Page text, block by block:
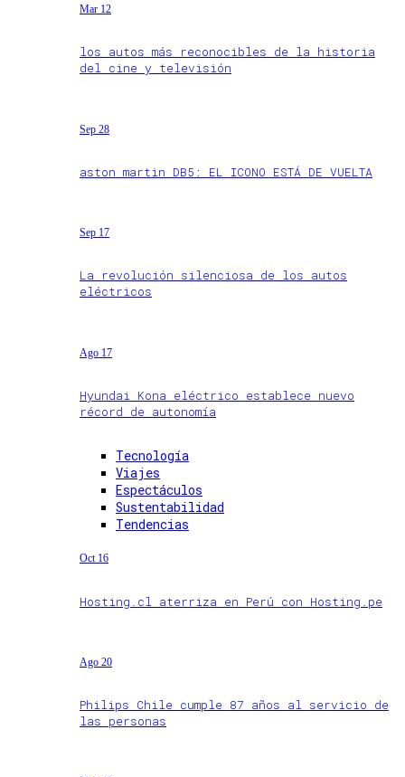
Mar 12
los autos más reconocibles de la historia
del cine y televisión
Sep 28
aston martin DB5: EL ICONO ESTÁ DE VUELTA
Sep 17
La revolución silenciosa de los autos
eléctricos
Ago 17
Hyundai Kona eléctrico establece nuevo
récord de autonomía
Tecnología
Viajes
Espectáculos
Sustentabilidad
Tendencias
Oct 16
Hosting.cl aterriza en Perú con Hosting.pe
Ago 20
Philips Chile cumple 87 años al servicio de
las personas